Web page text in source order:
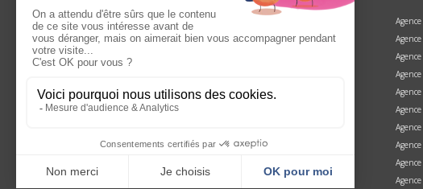
Agence de Communication Villeparisis
Agence de Communication Chelles
Agence de Communication Lagny sur Marne
Agence de Communication Torcy
Agence de Communication Meaux
Agence de Communication Melun